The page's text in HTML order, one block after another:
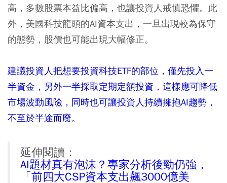
高，多數股票本益比偏高，也讓投資人戒慎恐懼。此
外，美國科技龍頭的AI資本支出，一旦出現較為保守
的態勢，股價也可能出現大幅修正。
建議投資人把想要投資科技ETF的部位，僅先投入一
半資金，另外一半採取定期定額投資，這樣應可降低
市場波動風險，同時也可讓投資人持續擁抱AI趨勢，
不至於半途而廢。
延伸閱讀：
AI題材真有泡沫？專家分析後勁仍強，
「前四大CSP資本支出飆3000億美